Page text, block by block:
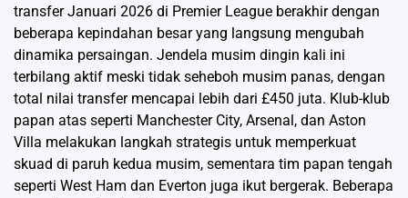
transfer Januari 2026 di Premier League berakhir dengan
beberapa kepindahan besar yang langsung mengubah
dinamika persaingan. Jendela musim dingin kali ini
terbilang aktif meski tidak seheboh musim panas, dengan
total nilai transfer mencapai lebih dari £450 juta. Klub-klub
papan atas seperti Manchester City, Arsenal, dan Aston
Villa melakukan langkah strategis untuk memperkuat
skuad di paruh kedua musim, sementara tim papan tengah
seperti West Ham dan Everton juga ikut bergerak. Beberapa